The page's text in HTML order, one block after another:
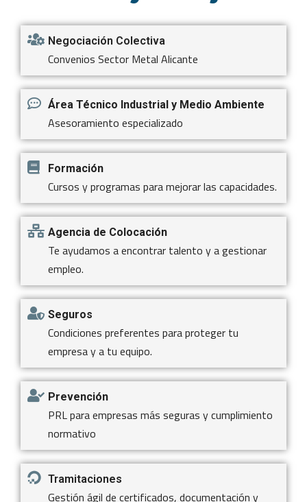
Negociación Colectiva
Convenios Sector Metal Alicante
Área Técnico Industrial y Medio Ambiente
Asesoramiento especializado
Formación
Cursos y programas para mejorar las capacidades.
Agencia de Colocación
Te ayudamos a encontrar talento y a gestionar
empleo.
Seguros
Condiciones preferentes para proteger tu
empresa y a tu equipo.
Prevención
PRL para empresas más seguras y cumplimiento
normativo
Tramitaciones
Gestión ágil de certificados, documentación y